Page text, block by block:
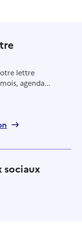
lettre
agenda...
sociaux